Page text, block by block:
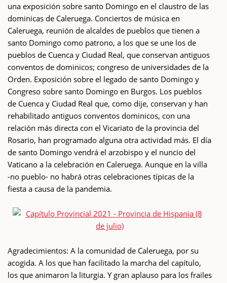
una exposición sobre santo Domingo en el claustro de las
dominicas de Caleruega. Conciertos de música en
Caleruega, reunión de alcaldes de pueblos que tienen a
santo Domingo como patrono, a los que se une los de
pueblos de Cuenca y Ciudad Real, que conservan antiguos
conventos de dominicos; congreso de universidades de la
Orden. Exposición sobre el legado de santo Domingo y
Congreso sobre santo Domingo en Burgos. Los pueblos
de Cuenca y Ciudad Real que, como dije, conservan y han
rehabilitado antiguos conventos dominicos, con una
relación más directa con el Vicariato de la provincia del
Rosario, han programado alguna otra actividad más. El día
de santo Domingo vendrá el arzobispo y el nuncio del
Vaticano a la celebración en Caleruega. Aunque en la villa
-no pueblo- no habrá otras celebraciones típicas de la
fiesta a causa de la pandemia.
Agradecimientos: A la comunidad de Caleruega, por su
acogida. A los que han facilitado la marcha del capítulo,
los que animaron la liturgia. Y gran aplauso para los frailes